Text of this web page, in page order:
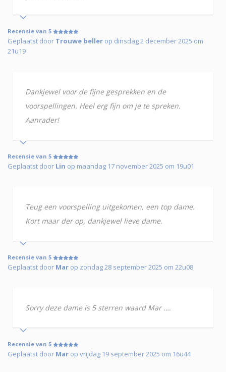
Recensie van 5
Geplaatst door Trouwe beller op dinsdag 2 december 2025 om
21u19
Dankjewel voor de fijne gesprekken en de
voorspellingen. Heel erg fijn om je te spreken.
Aanrader!
Recensie van 5
Geplaatst door Lin op maandag 17 november 2025 om 19u01
Teug een voorspelling uitgekomen, een top dame.
Kort maar der op, dankjewel lieve dame.
Recensie van 5
Geplaatst door Mar op zondag 28 september 2025 om 22u08
Sorry deze dame is 5 sterren waard Mar ….
Recensie van 5
Geplaatst door Mar op vrijdag 19 september 2025 om 16u44